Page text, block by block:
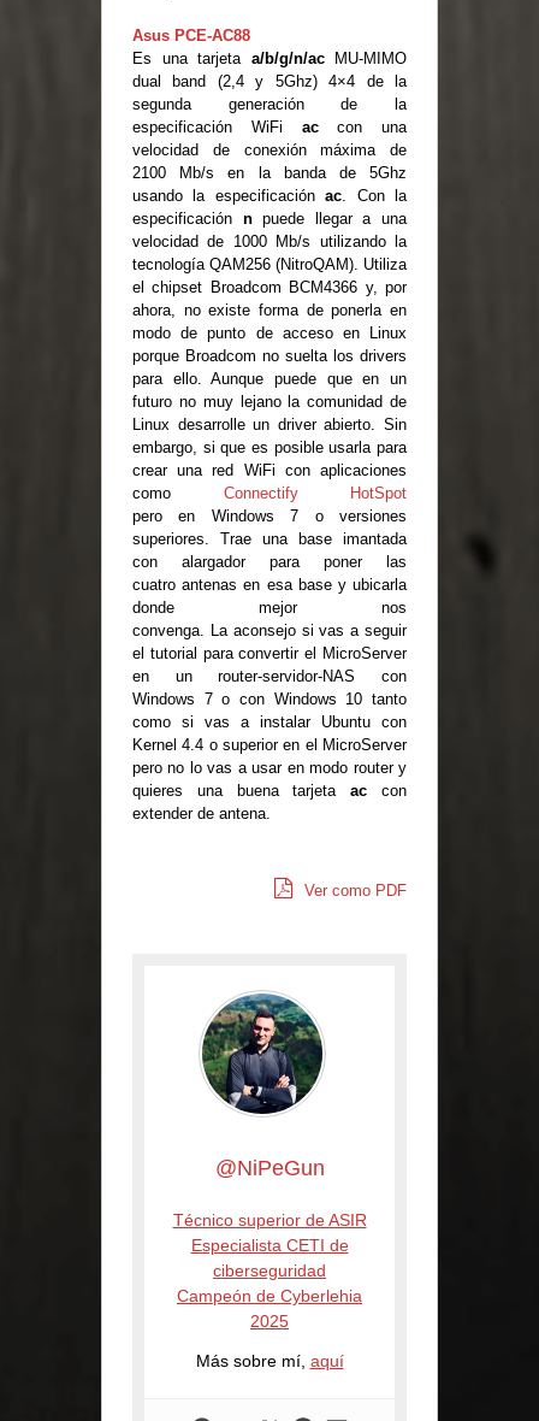
Asus PCE-AC88
Es una tarjeta a/b/g/n/acMU-MIMO
dual band (2,4 y 5Ghz) 4×4 de la
segunda generación de la
especificación WiFi accon una
velocidad de conexión máxima de
2100 Mb/s en la banda de 5Ghz
usando la especificaciónac. Con la
especificación npuede llegar a una
velocidad de 1000 Mb/s utilizando la
tecnología QAM256 (NitroQAM). Utiliza
el chipset Broadcom BCM4366 y, por
ahora, no existe forma de ponerla en
modo de punto de acceso en Linux
porque Broadcom no suelta los drivers
para ello. Aunque puede que en un
futuro no muy lejano la comunidad de
Linux desarrolle un driver abierto. Sin
embargo, si que es posible usarla para
crear una red WiFi con aplicaciones
como Connectify HotSpot
pero en Windows 7 o versiones
superiores. Trae una base imantada
con alargador para poner las
cuatro antenas en esa base y ubicarla
donde mejor nos
convenga. La aconsejo si vas a seguir
el tutorial para convertir el MicroServer
en un router-servidor-NAS con
Windows 7 o con Windows 10 tanto
como si vas a instalar Ubuntu con
Kernel 4.4 o superior en el MicroServer
pero no lo vas a usar en modo router y
quieres una buena tarjetaac con
extender de antena.
Ver como PDF
@NiPeGun
Técnico superior de ASIR
Especialista CETI de
ciberseguridad
Campeón de Cyberlehia
2025
Más sobre mí, aquí